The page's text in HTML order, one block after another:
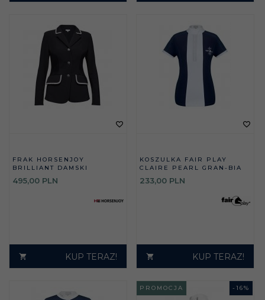
FRAK HORSENJOY
BRILLIANT DAMSKI
495,00 PLN
KUP TERAZ!
KOSZULKA FAIR PLAY
CLAIRE PEARL GRAN-BIA
233,00 PLN
KUP TERAZ!
- 16%
PROMOCJA